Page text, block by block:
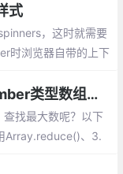
式
，这时就需要
时浏览器自带的上下
js求数组的最大值_如何用JS求Number类型数组中最大元素？
找最大数呢？以下
Array.reduce()、3.